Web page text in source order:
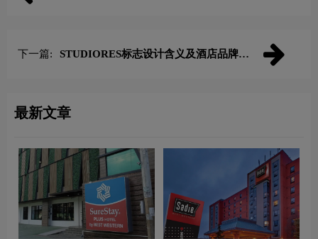
下一篇:
STUDIORES标志设计含义及酒店品牌设
最新文章